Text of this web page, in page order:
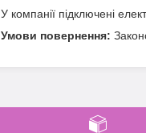
У компанії підключені